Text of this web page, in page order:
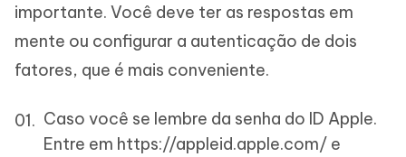
importante. Você deve ter as respostas em
mente ou configurar a autenticação de dois
fatores, que é mais conveniente.
Caso você se lembre da senha do ID Apple.
Entre em https://appleid.apple.com/ e